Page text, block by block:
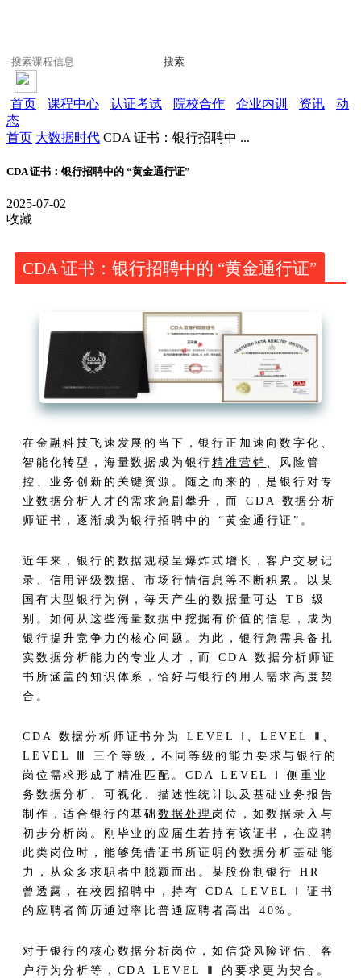
搜索
首页 课程中心 认证考试 院校合作 企业内训 资讯
动
态
首页 大数据时代 CDA 证书：银行招聘中 ...
CDA 证书：银行招聘中的 “黄金通行证”
2025-07-02
收藏
CDA 证书：银行招聘中的 “黄金通行证”​
在金融科技飞速发展的当下，银行正加速向数字化、
智能化转型，海量数据成为银行精准营销
、风险管
控、业务创新的关键资源。随之而来的，是银行对专
业数据分析人才的需求急剧攀升，而 CDA 数据分析
师证书，逐渐成为银行招聘中的 “黄金通行证”。​
近年来，银行的数据规模呈爆炸式增长，客户交易记
录、信用评级数据、市场行情信息等不断积累。以某
国有大型银行为例，每天产生的数据量可达 TB 级
别。如何从这些海量数据中挖掘有价值的信息，成为
银行提升竞争力的核心问题。为此，银行急需具备扎
实数据分析能力的专业人才，而 CDA 数据分析师证
书所涵盖的知识体系，恰好与银行的用人需求高度契
合。​
CDA 数据分析师证书分为 LEVEL Ⅰ、LEVEL Ⅱ、
LEVEL Ⅲ 三个等级，不同等级的能力要求与银行的
岗位需求形成了精准匹配。CDA LEVEL Ⅰ 侧重业
务数据分析、可视化、描述性统计以及基础业务报告
制作，适合银行的基础数据处理 岗位，如数据录入与
初步分析岗。刚毕业的应届生若持有该证书，在应聘
此类岗位时，能够凭借证书所证明的数据分析基础能
力，从众多求职者中脱颖而出。某股份制银行 HR
曾透露，在校园招聘中，持有 CDA LEVEL Ⅰ 证书
的应聘者简历通过率比普通应聘者高出 40%。​
对于银行的核心数据分析岗位，如信贷风险评估、客
户行为分析等，CDA LEVEL Ⅱ 的要求更为契合。